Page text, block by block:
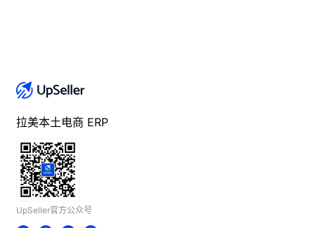
拉美本土电商 ERP
UpSeller官方公众号